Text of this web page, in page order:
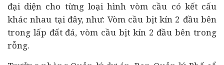
đại diện cho từng loại hình vòm cầu có kết cấu
khác nhau tại đây, như: Vòm cầu bịt kín 2 đầu bên
trong lấp đất đá, vòm cầu bịt kín 2 đầu bên trong
rỗng.